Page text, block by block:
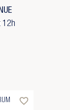
12h
favorite_border